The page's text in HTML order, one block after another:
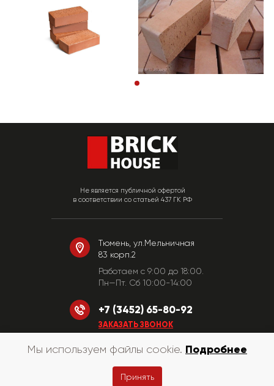
Не является публичной офертой
в соответствии со статьей 437 ГК РФ
Тюмень, ул.Мельничная
83 корп.2
Работаем c 9:00 до 18:00.
Пн—Пт. Сб 10:00-14:00
+7 (3452) 65-80-92
ЗАКАЗАТЬ ЗВОНОК
© «КирпичХаус» 2010-2026
Мы используем файлы cookie. Подробнее
Принять